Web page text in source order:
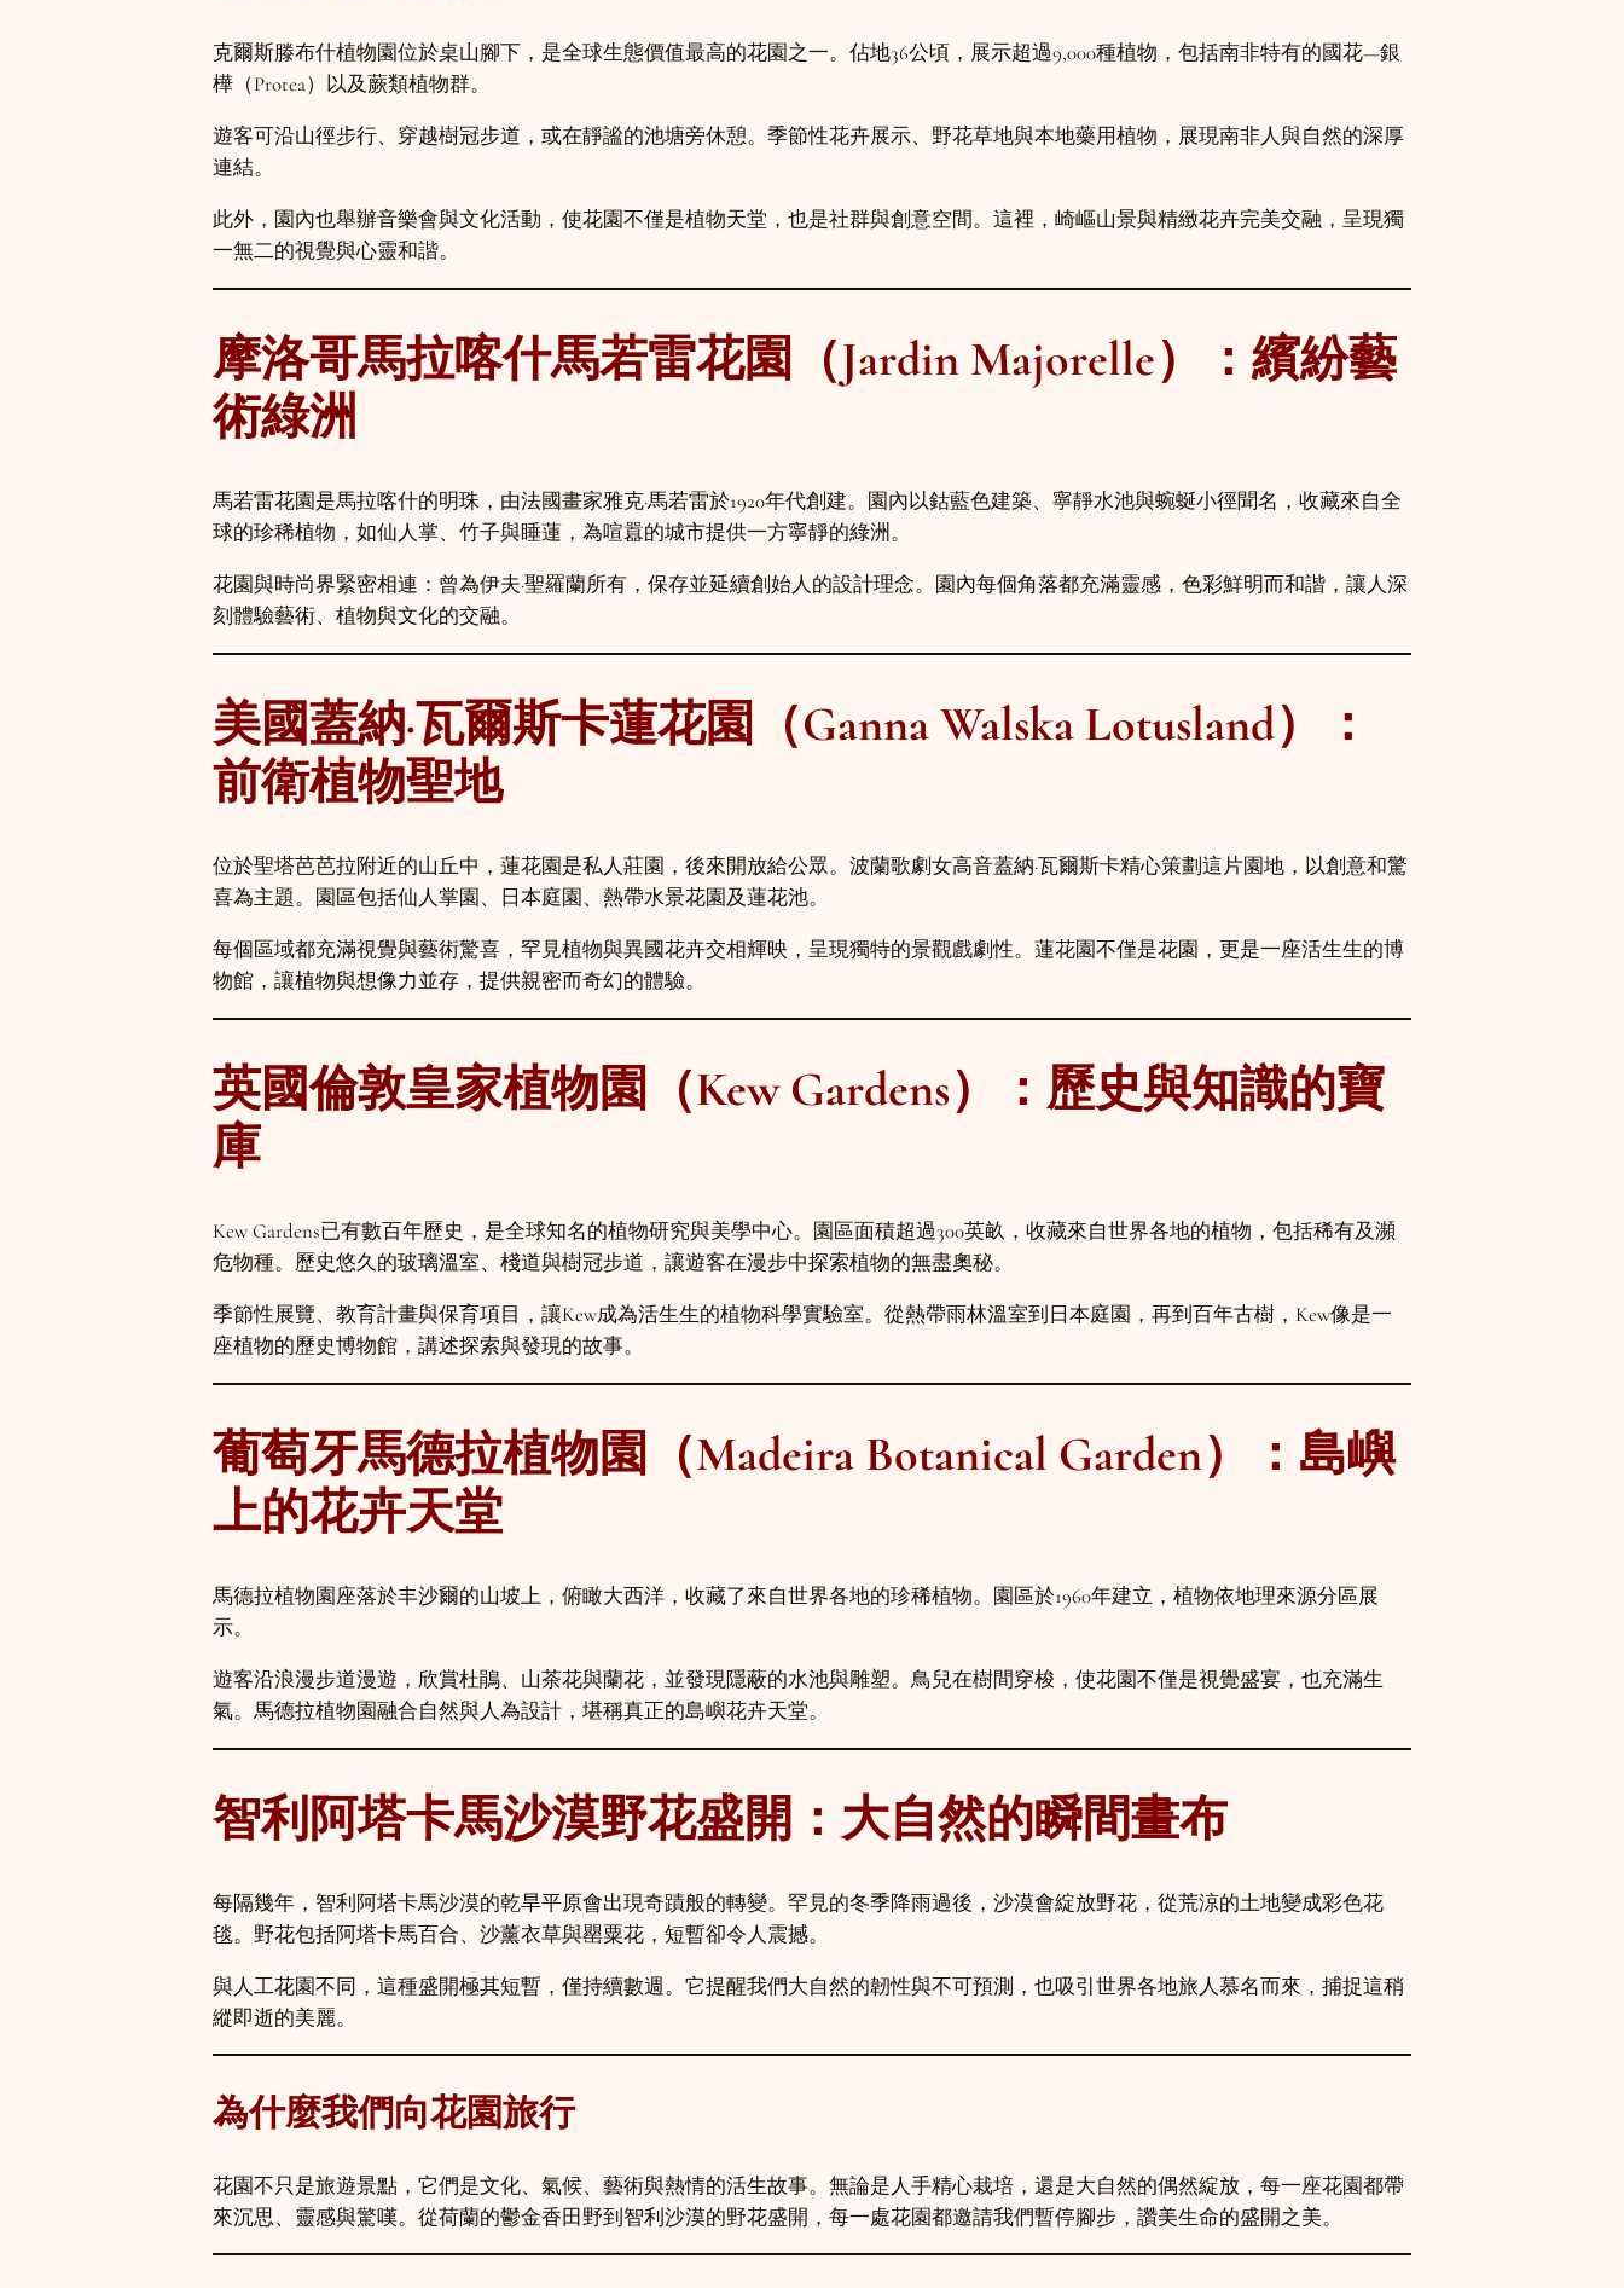
克爾斯滕布什植物園位於桌山腳下，是全球生態價值最高的花園之一。佔地36公頃，展示超過9,000種植物，包括南非特有的國花—銀
樺（Protea）以及蕨類植物群。
遊客可沿山徑步行、穿越樹冠步道，或在靜謐的池塘旁休憩。季節性花卉展示、野花草地與本地藥用植物，展現南非人與自然的深厚
連結。
此外，園內也舉辦音樂會與文化活動，使花園不僅是植物天堂，也是社群與創意空間。這裡，崎嶇山景與精緻花卉完美交融，呈現獨
一無二的視覺與心靈和諧。
摩洛哥馬拉喀什馬若雷花園（Jardin Majorelle）：繽紛藝
術綠洲
馬若雷花園是馬拉喀什的明珠，由法國畫家雅克·馬若雷於1920年代創建。園內以鈷藍色建築、寧靜水池與蜿蜒小徑聞名，收藏來自全
球的珍稀植物，如仙人掌、竹子與睡蓮，為喧囂的城市提供一方寧靜的綠洲。
花園與時尚界緊密相連：曾為伊夫·聖羅蘭所有，保存並延續創始人的設計理念。園內每個角落都充滿靈感，色彩鮮明而和諧，讓人深
刻體驗藝術、植物與文化的交融。
美國蓋納·瓦爾斯卡蓮花園（Ganna Walska Lotusland）：
前衛植物聖地
位於聖塔芭芭拉附近的山丘中，蓮花園是私人莊園，後來開放給公眾。波蘭歌劇女高音蓋納·瓦爾斯卡精心策劃這片園地，以創意和驚
喜為主題。園區包括仙人掌園、日本庭園、熱帶水景花園及蓮花池。
每個區域都充滿視覺與藝術驚喜，罕見植物與異國花卉交相輝映，呈現獨特的景觀戲劇性。蓮花園不僅是花園，更是一座活生生的博
物館，讓植物與想像力並存，提供親密而奇幻的體驗。
英國倫敦皇家植物園（Kew Gardens）：歷史與知識的寶
庫
Kew Gardens已有數百年歷史，是全球知名的植物研究與美學中心。園區面積超過300英畝，收藏來自世界各地的植物，包括稀有及瀕
危物種。歷史悠久的玻璃溫室、棧道與樹冠步道，讓遊客在漫步中探索植物的無盡奧秘。
季節性展覽、教育計畫與保育項目，讓Kew成為活生生的植物科學實驗室。從熱帶雨林溫室到日本庭園，再到百年古樹，Kew像是一
座植物的歷史博物館，講述探索與發現的故事。
葡萄牙馬德拉植物園（Madeira Botanical Garden）：島嶼
上的花卉天堂
馬德拉植物園座落於丰沙爾的山坡上，俯瞰大西洋，收藏了來自世界各地的珍稀植物。園區於1960年建立，植物依地理來源分區展
示。
遊客沿浪漫步道漫遊，欣賞杜鵑、山茶花與蘭花，並發現隱蔽的水池與雕塑。鳥兒在樹間穿梭，使花園不僅是視覺盛宴，也充滿生
氣。馬德拉植物園融合自然與人為設計，堪稱真正的島嶼花卉天堂。
智利阿塔卡馬沙漠野花盛開：大自然的瞬間畫布
每隔幾年，智利阿塔卡馬沙漠的乾旱平原會出現奇蹟般的轉變。罕見的冬季降雨過後，沙漠會綻放野花，從荒涼的土地變成彩色花
毯。野花包括阿塔卡馬百合、沙薰衣草與罌粟花，短暫卻令人震撼。
與人工花園不同，這種盛開極其短暫，僅持續數週。它提醒我們大自然的韌性與不可預測，也吸引世界各地旅人慕名而來，捕捉這稍
縱即逝的美麗。
為什麼我們向花園旅行
花園不只是旅遊景點，它們是文化、氣候、藝術與熱情的活生故事。無論是人手精心栽培，還是大自然的偶然綻放，每一座花園都帶
來沉思、靈感與驚嘆。從荷蘭的鬱金香田野到智利沙漠的野花盛開，每一處花園都邀請我們暫停腳步，讚美生命的盛開之美。